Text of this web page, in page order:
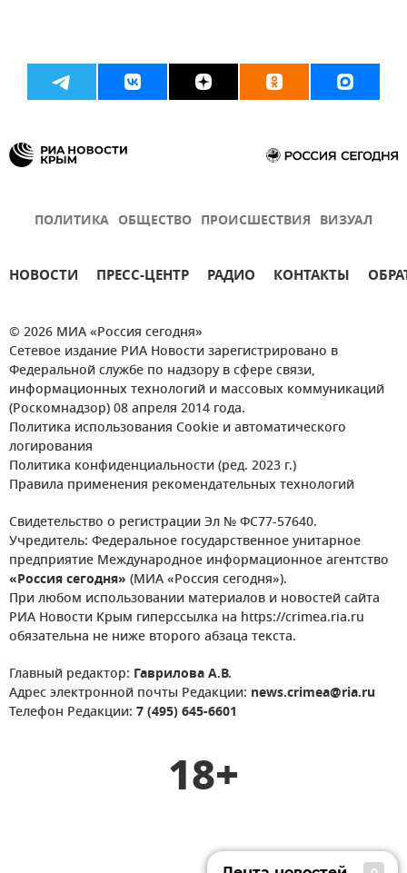
ПОЛИТИКА ОБЩЕСТВО ПРОИСШЕСТВИЯ ВИЗУАЛ
НОВОСТИ ПРЕСС-ЦЕНТР РАДИО КОНТАКТЫ
© 2026 МИА «Россия сегодня»
Сетевое издание РИА Новости зарегистрировано в
Федеральной службе по надзору в сфере связи,
информационных технологий и массовых коммуникаций
(Роскомнадзор) 08 апреля 2014 года.
Политика использования Cookie и автоматического
логирования
Политика конфиденциальности (ред. 2023 г.)
Правила применения рекомендательных технологий
Свидетельство о регистрации Эл № ФС77-57640.
Учредитель: Федеральное государственное унитарное
предприятие Международное информационное агентство
«Россия сегодня» (МИА «Россия сегодня»).
При любом использовании материалов и новостей сайта
РИА Новости Крым гиперссылка на https://crimea.ria.ru
обязательна не ниже второго абзаца текста.
Главный редактор: Гаврилова А.В.
Адрес электронной почты Редакции: news.crimea@ria.ru
Телефон Редакции: 7 (495) 645-6601
18+